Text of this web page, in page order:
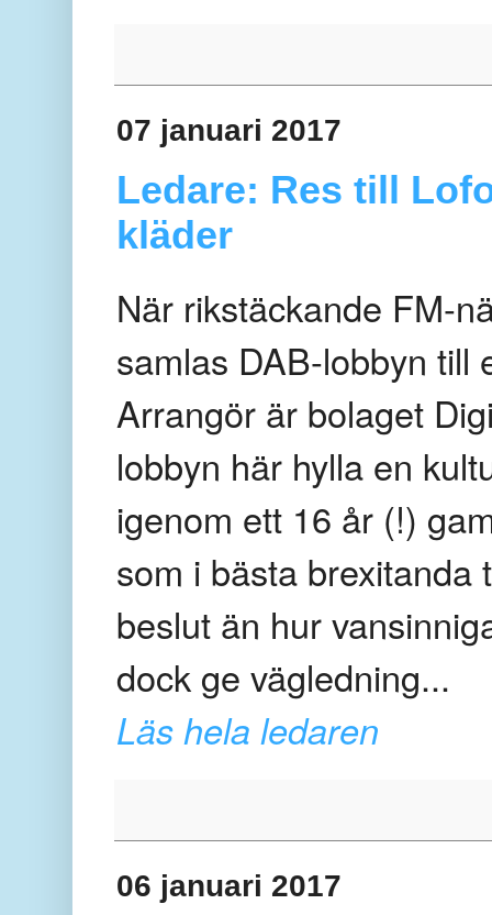
07 januari 2017
Ledare: Res till
kläder
När rikstäckande FM-
samlas DAB-lobbyn till
Arrangör är bolaget
lobbyn här hylla en
igenom ett 16 år (!)
som i bästa brexitanda
beslut än hur
dock ge vägledning...
Läs hela ledaren
06 januari 2017